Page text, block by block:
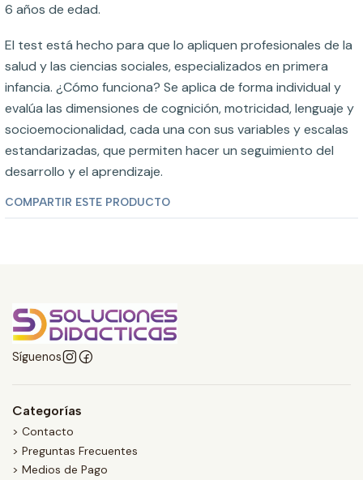
6 años de edad.
El test está hecho para que lo apliquen profesionales de la
salud y las ciencias sociales, especializados en primera
infancia. ¿Cómo funciona? Se aplica de forma individual y
evalúa las dimensiones de cognición, motricidad, lenguaje y
socioemocionalidad, cada una con sus variables y escalas
estandarizadas, que permiten hacer un seguimiento del
desarrollo y el aprendizaje.
COMPARTIR ESTE PRODUCTO
Síguenos
Categorías
> Contacto
> Preguntas Frecuentes
> Medios de Pago